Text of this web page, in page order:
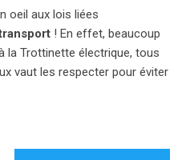
oeil aux lois liées
! En effet, beaucoup
la Trottinette électrique, tous
vaut les respecter pour éviter